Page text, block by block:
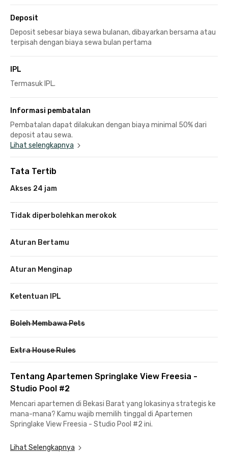
Deposit
Deposit sebesar biaya sewa bulanan, dibayarkan bersama atau
terpisah dengan biaya sewa bulan pertama
IPL
Termasuk IPL.
Informasi pembatalan
Pembatalan dapat dilakukan dengan biaya minimal 50% dari
deposit atau sewa.
Lihat selengkapnya
Tata Tertib
Akses 24 jam
Tidak diperbolehkan merokok
Aturan Bertamu
Aturan Menginap
Ketentuan IPL
Boleh Membawa Pets
Extra House Rules
Tentang Apartemen Springlake View Freesia -
Studio Pool #2
Mencari apartemen di Bekasi Barat yang lokasinya strategis ke
mana-mana? Kamu wajib memilih tinggal di Apartemen
Springlake View Freesia - Studio Pool #2 ini.
Lokasi apartemen ini hanya sekitar 7 menit saja dari Stasiun
Lihat Selengkapnya